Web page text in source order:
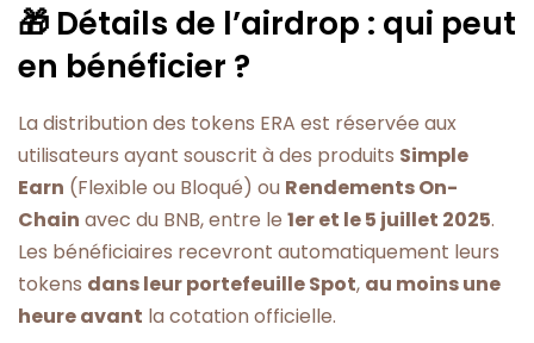
🎁 Détails de l’airdrop : qui peut
en bénéficier ?
La distribution des tokens ERA est réservée aux
utilisateurs ayant souscrit à des produits Simple
Earn (Flexible ou Bloqué) ou Rendements On-
Chain avec du BNB, entre le 1er et le 5 juillet 2025.
Les bénéficiaires recevront automatiquement leurs
tokens dans leur portefeuille Spot, au moins une
heure avant la cotation officielle.